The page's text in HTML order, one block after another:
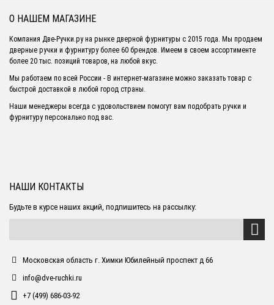
О НАШЕМ МАГАЗИНЕ
Компания Две-Ручки.ру на рынке дверной фурнитуры с 2015 года. Мы продаем
дверные ручки и фурнитуру более 60 брендов. Имеем в своем ассортименте
более 20 тыс. позиций товаров, на любой вкус.
Мы работаем по всей России - В интернет-магазине можно заказать товар с
быстрой доставкой в любой город страны.
Наши менеджеры всегда с удовольствием помогут вам подобрать ручки и
фурнитуру персонально под вас.
НАШИ КОНТАКТЫ
Будьте в курсе наших акций, подпишитесь на рассылку:
Московская область г. Химки Юбилейный проспект д 66
info@dve-ruchki.ru
+7 (499) 686-03-92